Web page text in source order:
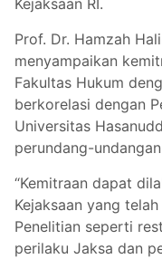
Kejaksaan RI.
Prof. Dr. Hamzah
menyampaikan
Fakultas Hukum
berkorelasi dengan
Universitas
perundang-
“Kemitraan dapat
Kejaksaan yang
Penelitian seperti
perilaku Jaksa dan